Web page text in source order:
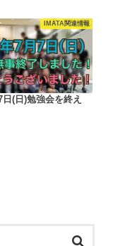
IMATA関連情報
(日)勉強会を終え